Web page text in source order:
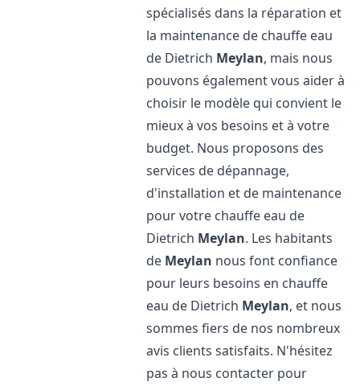
spécialisés dans la réparation et
la maintenance de chauffe eau
de Dietrich Meylan, mais nous
pouvons également vous aider à
choisir le modèle qui convient le
mieux à vos besoins et à votre
budget. Nous proposons des
services de dépannage,
d'installation et de maintenance
pour votre chauffe eau de
Dietrich Meylan. Les habitants
de Meylan nous font confiance
pour leurs besoins en chauffe
eau de Dietrich Meylan, et nous
sommes fiers de nos nombreux
avis clients satisfaits. N'hésitez
pas à nous contacter pour